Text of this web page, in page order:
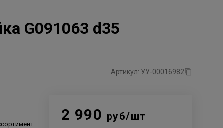
G091063 d35
Артикул: УУ-00016982
2 990 руб/шт